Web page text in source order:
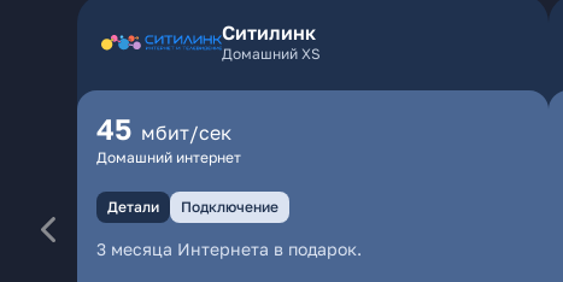
Ситилинк
Домашний XS
45 мбит/сек
Домашний интернет
Детали Подключение
3 месяца Интернета в подарок.